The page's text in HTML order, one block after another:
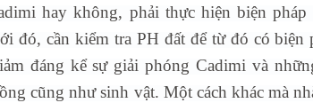
hay không, phải thực hiện biện pháp
đó, cần kiểm tra PH đất để từ đó có biện
đáng kể sự giải phóng Cadimi và
cũng như sinh vật. Một cách khác mà